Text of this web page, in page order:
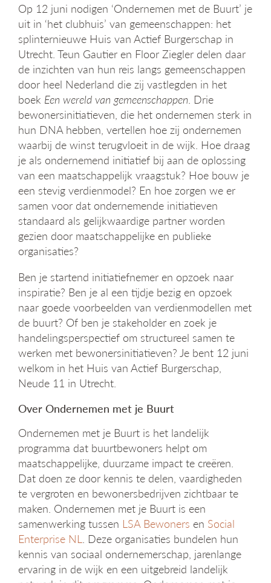
Op 12 juni nodigen ‘Ondernemen met de Buurt’ je
uit in ‘het clubhuis’ van gemeenschappen: het
splinternieuwe Huis van Actief Burgerschap in
Utrecht. Teun Gautier en Floor Ziegler delen daar
de inzichten van hun reis langs gemeenschappen
door heel Nederland die zij vastlegden in het
boek Een wereld van gemeenschappen. Drie
bewonersinitiatieven, die het ondernemen sterk in
hun DNA hebben, vertellen hoe zij ondernemen
waarbij de winst terugvloeit in de wijk. Hoe draag
je als ondernemend initiatief bij aan de oplossing
van een maatschappelijk vraagstuk? Hoe bouw je
een stevig verdienmodel? En hoe zorgen we er
samen voor dat ondernemende initiatieven
standaard als gelijkwaardige partner worden
gezien door maatschappelijke en publieke
organisaties?
Ben je startend initiatiefnemer en opzoek naar
inspiratie? Ben je al een tijdje bezig en opzoek
naar goede voorbeelden van verdienmodellen met
de buurt? Of ben je stakeholder en zoek je
handelingsperspectief om structureel samen te
werken met bewonersinitiatieven? Je bent 12 juni
welkom in het Huis van Actief Burgerschap,
Neude 11 in Utrecht.
Over Ondernemen met je Buurt
Ondernemen met je Buurt is het landelijk
programma dat buurtbewoners helpt om
maatschappelijke, duurzame impact te creëren.
Dat doen ze door kennis te delen, vaardigheden
te vergroten en bewonersbedrijven zichtbaar te
maken. Ondernemen met je Buurt is een
samenwerking tussen LSA Bewoners en Social
Enterprise NL. Deze organisaties bundelen hun
kennis van sociaal ondernemerschap, jarenlange
ervaring in de wijk en een uitgebreid landelijk